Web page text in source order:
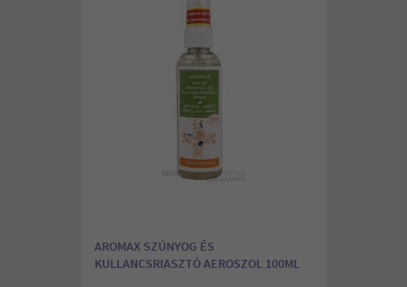
AROMAX SZÚNYOG ÉS
KULLANCSRIASZTÓ AEROSZOL 100ML